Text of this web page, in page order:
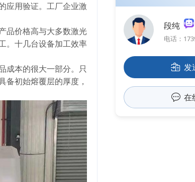
应用验证。工厂企业激
品价格高与大多数激光
。十几台设备加工效率
成本的很大一部分。只
初始熔覆层的厚度，
段纯
电话：
发
在